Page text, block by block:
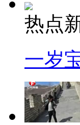
热点
一岁